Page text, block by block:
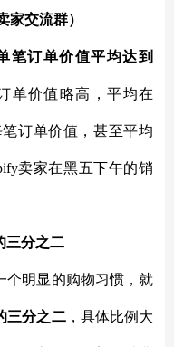
家交流群）
笔订单价值平均达到
单价值略高，平均在
订单价值，甚至平均
卖家在黑五下午的销
三分之二
个明显的购物习惯，就
三分之二，具体比例大